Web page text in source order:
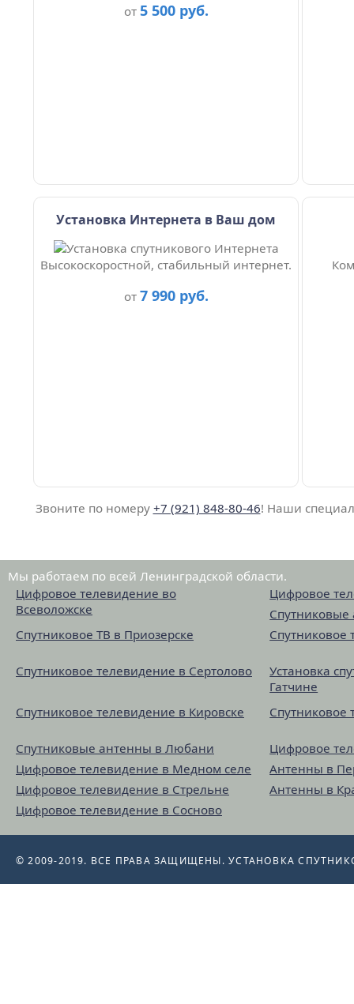
от 5 500 руб.
Установка Интернета в Ваш дом
Высокоскоростной, стабильный интернет.
от 7 990 руб.
Звоните по номеру +7 (921) 848-80-46! Наши
Мы работаем по всей Ленинградской области.
Цифровое телевидение во
Всеволожске
Цифровое
Спутниковые
Спутниковое ТВ в Приозерске
Спутниковое
Спутниковое телевидение в Сертолово
Установка
Гатчине
Спутниковое телевидение в Кировске
Спутниковое
Спутниковые антенны в Любани
Цифровое
Цифровое телевидение в Медном селе
Антенны в
Цифровое телевидение в Стрельне
Антенны в
Цифровое телевидение в Сосново
© 2009-2019. ВСЕ ПРАВА ЗАЩИЩЕНЫ.УСТАНОВКА